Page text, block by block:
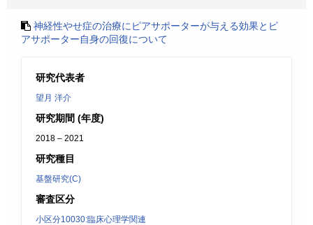
神経性やせ症の治療にピアサポーターが与える効果とピ
アサポーター自身の回復について
研究代表者
望月 洋介
研究期間 (年度)
2018 – 2021
研究種目
基盤研究(C)
審査区分
小区分10030:臨床心理学関連